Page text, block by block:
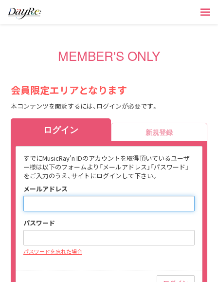
MEMBER'S ONLY
会員限定エリアとなります
本コンテンツを閲覧するには、ログインが必要です。
ログイン 新規登録
すでにMusicRay'n IDのアカウントを取得頂いているユーザ
ー様は以下のフォームより「メールアドレス」「パスワード」
をご入力のうえ、サイトにログインして下さい。
メールアドレス
パスワード
パスワードを忘れた場合